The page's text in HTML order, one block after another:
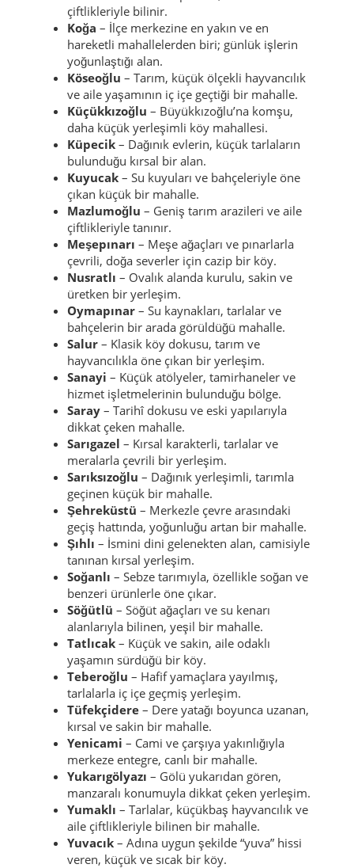
çiftlikleriyle bilinir.
Koğa – İlçe merkezine en yakın ve en
hareketli mahallelerden biri; günlük işlerin
yoğunlaştığı alan.
Köseoğlu – Tarım, küçük ölçekli hayvancılık
ve aile yaşamının iç içe geçtiği bir mahalle.
Küçükkızoğlu – Büyükkızoğlu’na komşu,
daha küçük yerleşimli köy mahallesi.
Küpecik – Dağınık evlerin, küçük tarlaların
bulunduğu kırsal bir alan.
Kuyucak – Su kuyuları ve bahçeleriyle öne
çıkan küçük bir mahalle.
Mazlumoğlu – Geniş tarım arazileri ve aile
çiftlikleriyle tanınır.
Meşepınarı – Meşe ağaçları ve pınarlarla
çevrili, doğa severler için cazip bir köy.
Nusratlı – Ovalık alanda kurulu, sakin ve
üretken bir yerleşim.
Oymapınar – Su kaynakları, tarlalar ve
bahçelerin bir arada görüldüğü mahalle.
Salur – Klasik köy dokusu, tarım ve
hayvancılıkla öne çıkan bir yerleşim.
Sanayi – Küçük atölyeler, tamirhaneler ve
hizmet işletmelerinin bulunduğu bölge.
Saray – Tarihî dokusu ve eski yapılarıyla
dikkat çeken mahalle.
Sarıgazel – Kırsal karakterli, tarlalar ve
meralarla çevrili bir yerleşim.
Sarıksızoğlu – Dağınık yerleşimli, tarımla
geçinen küçük bir mahalle.
Şehreküstü – Merkezle çevre arasındaki
geçiş hattında, yoğunluğu artan bir mahalle.
Şıhlı – İsmini dini gelenekten alan, camisiyle
tanınan kırsal yerleşim.
Soğanlı – Sebze tarımıyla, özellikle soğan ve
benzeri ürünlerle öne çıkar.
Söğütlü – Söğüt ağaçları ve su kenarı
alanlarıyla bilinen, yeşil bir mahalle.
Tatlıcak – Küçük ve sakin, aile odaklı
yaşamın sürdüğü bir köy.
Teberoğlu – Hafif yamaçlara yayılmış,
tarlalarla iç içe geçmiş yerleşim.
Tüfekçidere – Dere yatağı boyunca uzanan,
kırsal ve sakin bir mahalle.
Yenicami – Cami ve çarşıya yakınlığıyla
merkeze entegre, canlı bir mahalle.
Yukarıgölyazı – Gölü yukarıdan gören,
manzaralı konumuyla dikkat çeken yerleşim.
Yumaklı – Tarlalar, küçükbaş hayvancılık ve
aile çiftlikleriyle bilinen bir mahalle.
Yuvacık – Adına uygun şekilde “yuva” hissi
veren, küçük ve sıcak bir köy.